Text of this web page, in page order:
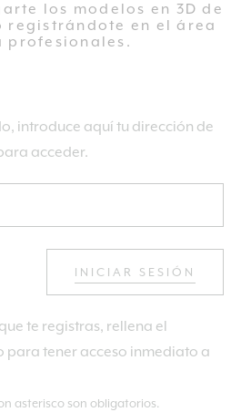
los modelos en 3D de
registrándote en el área
profesionales.
introduce aquí tu dirección de
acceder.
INICIAR SESIÓN
te registras, rellena el
para tener acceso inmediato a
asterisco son obligatorios.